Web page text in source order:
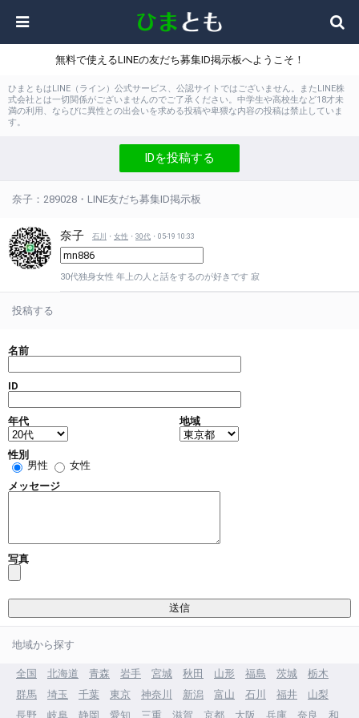
無料で使えるLINEの友だち募集ID掲示板へようこそ！
ひまともはLINE（ライン）公式サービス、公認サイトではございません。またLINE株
式会社とは一切関係がございませんのでご了承ください。中学生や高校生など18才未
満の利用、ならびに異性との出会いを求める投稿や卑猥な内容の投稿は禁止していま
す。
IDを投稿する
奈子：289028・LINE友だち募集ID掲示板
奈子 石川 ・ 女性 ・ 30代 ・05-19 10:33
30代独身女性 年上の人と話をするのが好きです 寂
投稿する
名前
ID
年代 地域
性別
男性
女性
メッセージ
写真
地域から探す
全国 北海道 青森 岩手 宮城 秋田 山形 福島 茨城
栃木
群馬
埼玉 千葉 東京 神奈川 新潟 富山 石川 福井
山梨
長野
岐阜 静岡 愛知 三重 滋賀 京都 大阪 兵庫 奈良 和